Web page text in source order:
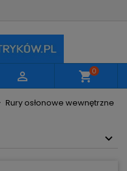
 shopping_cart0
Rury osłonowe wewnętrzne
produkty na
Zaloguj się